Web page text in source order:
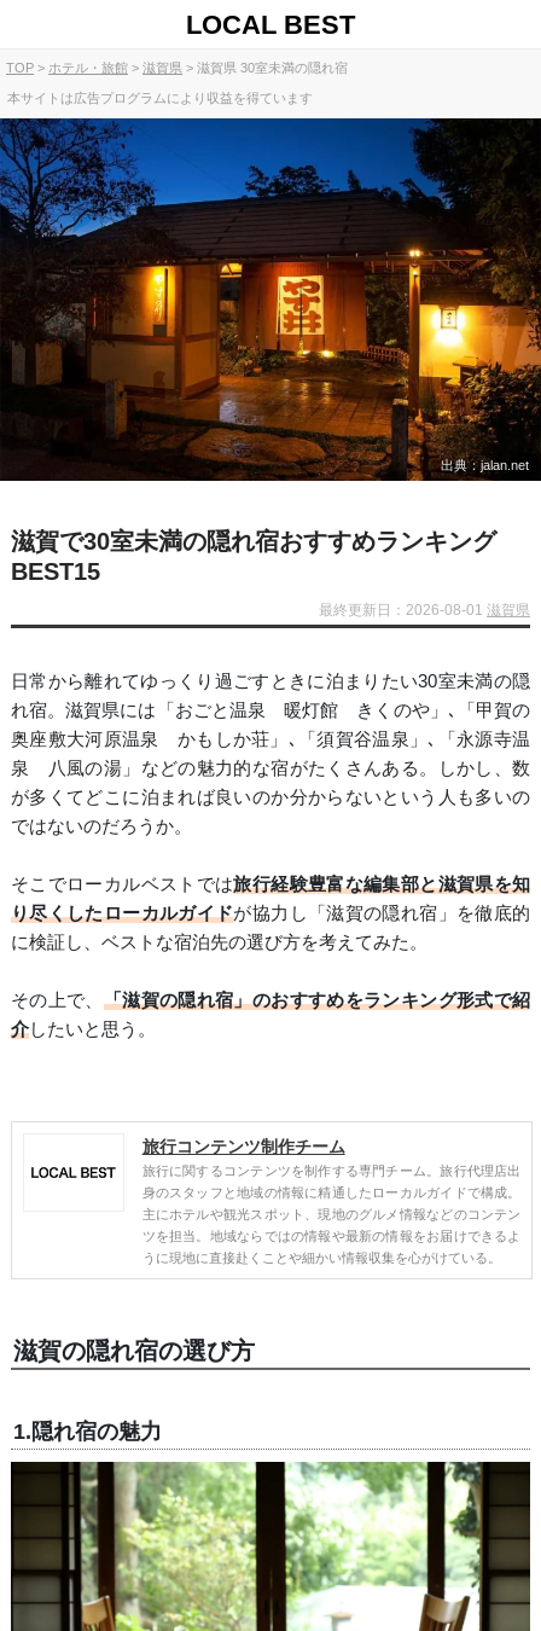
LOCAL BEST
TOP ホテル・旅館 滋賀県 滋賀県 30室未満の隠れ宿
本サイトは広告プログラムにより収益を得ています
出典：jalan.net
滋賀で30室未満の隠れ宿おすすめランキング
BEST15
最終更新日：2026-08-01滋賀県
日常から離れてゆっくり過ごすときに泊まりたい30室未満の隠
れ宿。滋賀県には「おごと温泉 暖灯館 きくのや」､「甲賀の
奥座敷大河原温泉 かもしか荘」､「須賀谷温泉」､「永源寺温
泉 八風の湯」などの魅力的な宿がたくさんある。しかし、数
が多くてどこに泊まれば良いのか分からないという人も多いの
ではないのだろうか。
そこでローカルベストでは旅行経験豊富な編集部と滋賀県を知
り尽くしたローカルガイドが協力し「滋賀の隠れ宿」を徹底的
に検証し、ベストな宿泊先の選び方を考えてみた。
その上で、 「滋賀の隠れ宿」のおすすめをランキング形式で紹
介したいと思う。
旅行コンテンツ制作チーム
旅行に関するコンテンツを制作する専門チーム。旅行代理店出
身のスタッフと地域の情報に精通したローカルガイドで構成。
主にホテルや観光スポット、現地のグルメ情報などのコンテン
ツを担当。地域ならではの情報や最新の情報をお届けできるよ
うに現地に直接赴くことや細かい情報収集を心がけている。
滋賀の隠れ宿の選び方
1.隠れ宿の魅力